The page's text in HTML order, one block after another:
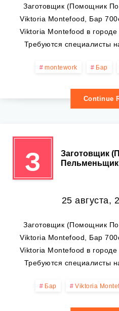
Заготовщик (Помощник
Viktoria Montefood, Бар
Viktoria Montefood в
Требуются специалисты
montework Бар
Continue
З
Заготовщик
Пельменьщик
25 августа,
Заготовщик (Помощник
Viktoria Montefood, Бар
Viktoria Montefood в
Требуются специалисты
Бар Viktoria